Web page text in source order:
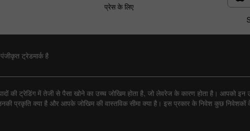
प्रेस के लिए
ट्रेडमार्क है
की ट्रेडिंग में तेजी से पैसा खोने का उच्च जोखिम होता है, जो लेवरेज के कारण होता है। आपको
प्रकृति क्या है और आपके जोखिम की वास्तविक सीमा क्या है। इस प्रकार के निवेश कुछ